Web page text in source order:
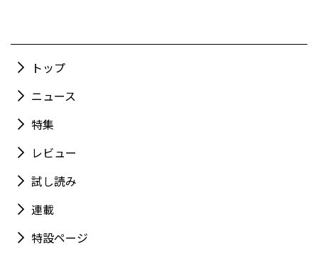
トップ
ニュース
特集
レビュー
試し読み
連載
特設ページ